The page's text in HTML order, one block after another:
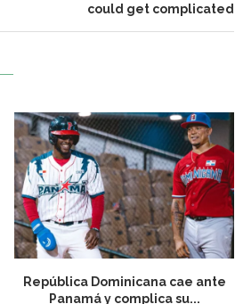
could get complicated
República Dominicana cae ante
Panamá y complica su...